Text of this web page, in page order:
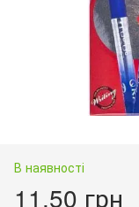
В наявності
11.50 грн